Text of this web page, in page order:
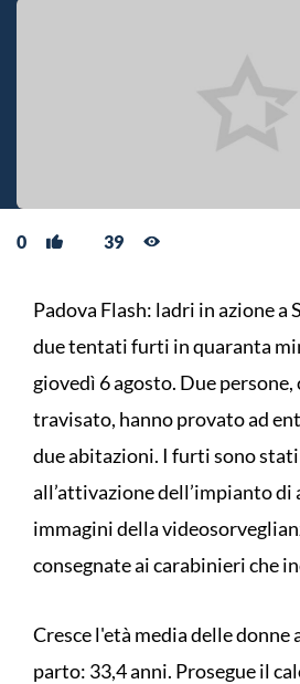
0 39
Padova Flash: ladri in azione a
due tentati furti in quaranta
giovedì 6 agosto. Due
travisato, hanno provato ad
due abitazioni. I furti sono
all’attivazione dell’impianto di
immagini della
consegnate ai carabinieri che
Cresce l'età media delle donne
parto: 33,4 anni. Prosegue il